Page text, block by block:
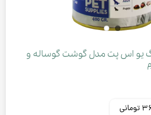
یو اس پت مدل گوشت گوساله و